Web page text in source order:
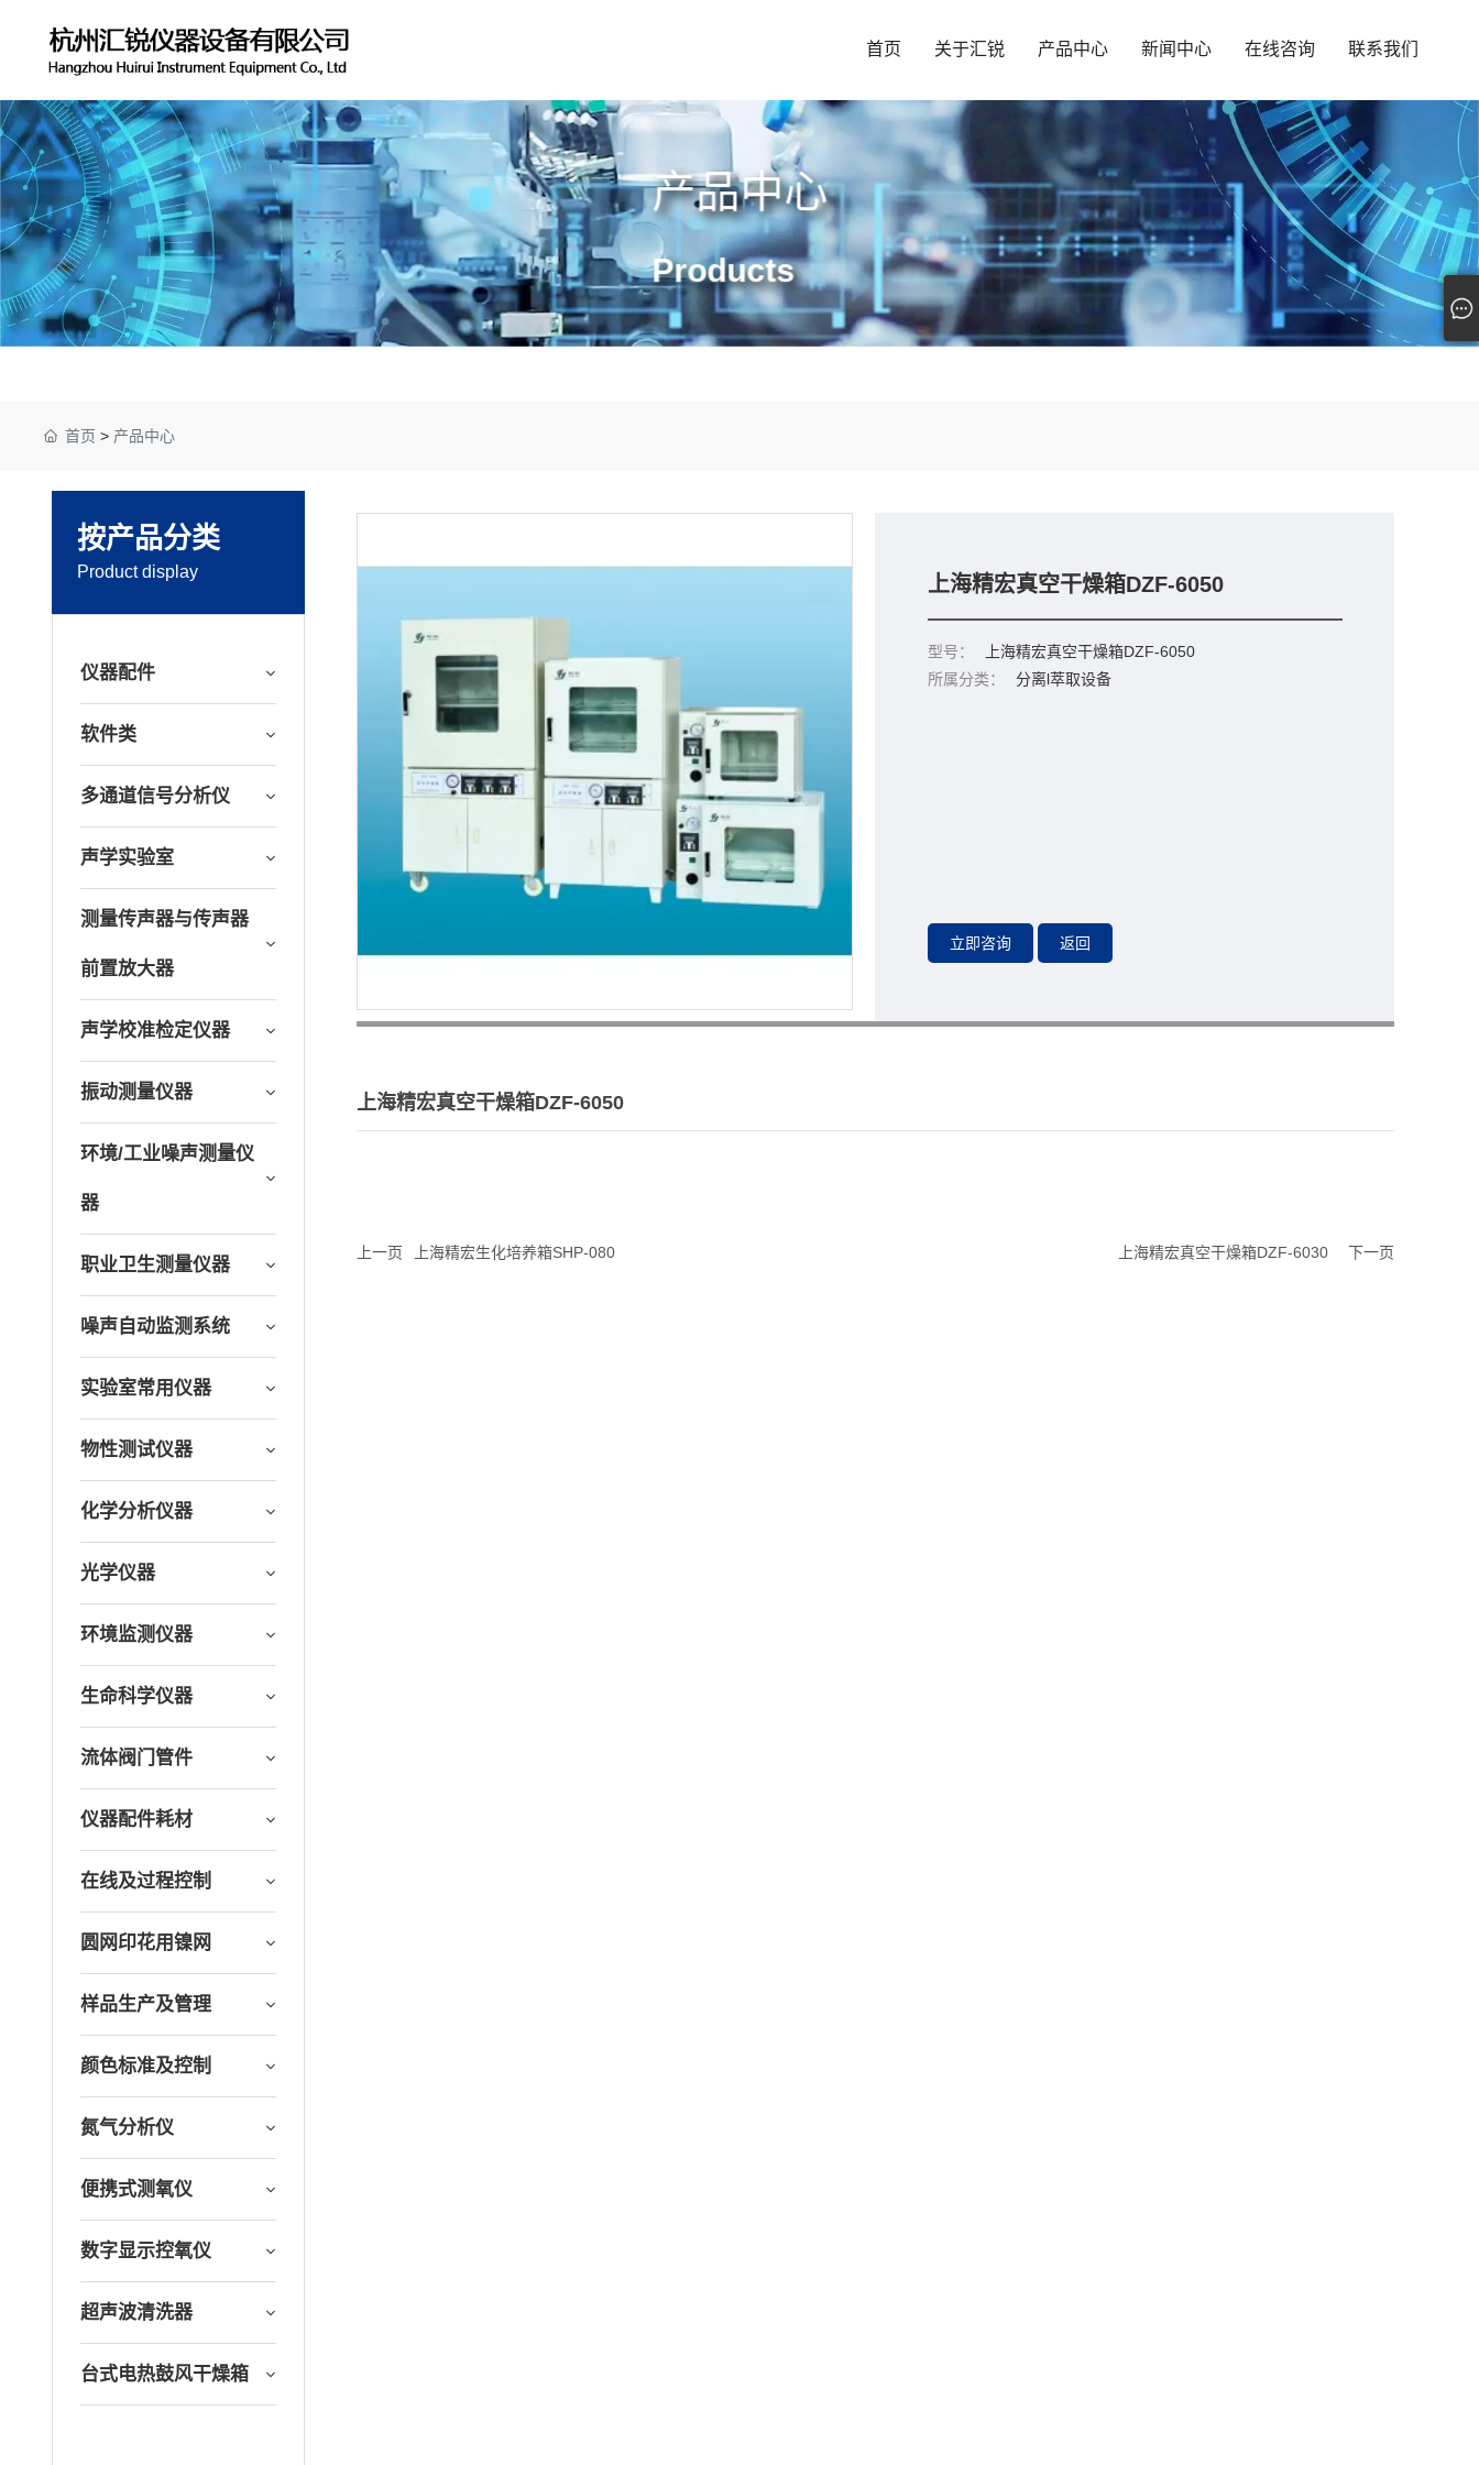
首页 关于汇锐 产品中心 新闻中心 在线咨询 联系我们
产品中心
Products
首页 > 产品中心
按产品分类
Product display
仪器配件
软件类
多通道信号分析仪
声学实验室
测量传声器与传声器
前置放大器
声学校准检定仪器
振动测量仪器
环境/工业噪声测量仪
器
职业卫生测量仪器
噪声自动监测系统
实验室常用仪器
物性测试仪器
化学分析仪器
光学仪器
环境监测仪器
生命科学仪器
流体阀门管件
仪器配件耗材
在线及过程控制
圆网印花用镍网
样品生产及管理
颜色标准及控制
氮气分析仪
便携式测氧仪
数字显示控氧仪
超声波清洗器
台式电热鼓风干燥箱
上海精宏真空干燥箱DZF-6050
型号：
上海精宏真空干燥箱DZF-6050
所属分类：
分离l萃取设备
上海精宏真空干燥箱DZF-6050
上一页 上海精宏生化培养箱SHP-080 上海精宏真空干燥箱DZF-6030 下一页